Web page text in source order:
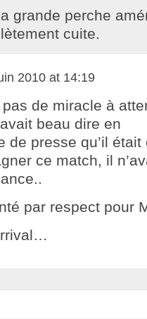
grande perche
cuite.
2010 at 14:19
pas de miracle à
beau dire en
de presse qu’il
ce match, il
par respect pour